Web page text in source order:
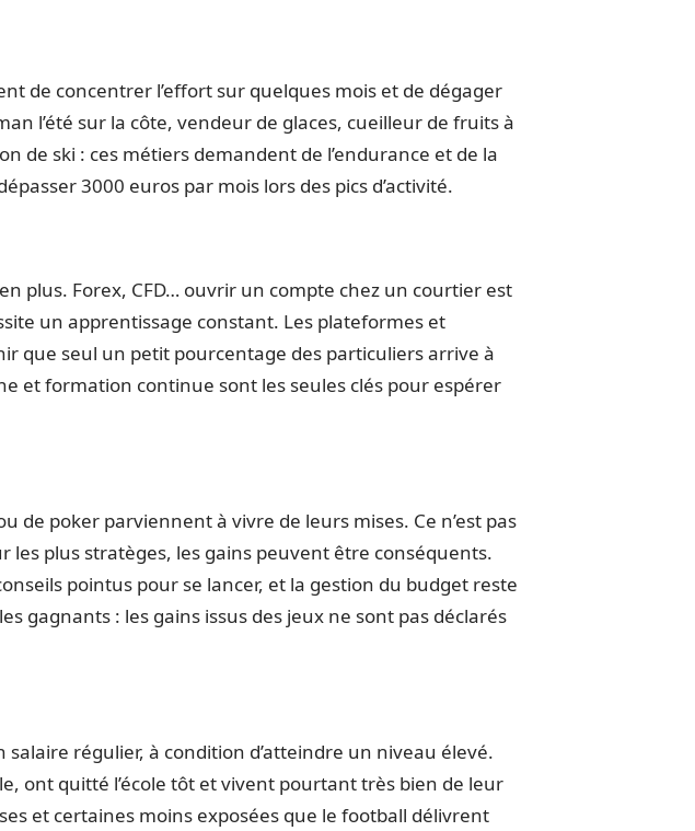
de concentrer l’effort sur quelques mois et de dégager
l’été sur la côte, vendeur de glaces, cueilleur de fruits à
de ski : ces métiers demandent de l’endurance et de la
3000 euros par mois lors des pics d’activité.
plus. Forex, CFD… ouvrir un compte chez un courtier est
un apprentissage constant. Les plateformes et
que seul un petit pourcentage des particuliers arrive à
et formation continue sont les seules clés pour espérer
de poker parviennent à vivre de leurs mises. Ce n’est pas
les plus stratèges, les gains peuvent être conséquents.
pointus pour se lancer, et la gestion du budget reste
gagnants : les gains issus des jeux ne sont pas déclarés
régulier, à condition d’atteindre un niveau élevé.
ont quitté l’école tôt et vivent pourtant très bien de leur
et certaines moins exposées que le football délivrent